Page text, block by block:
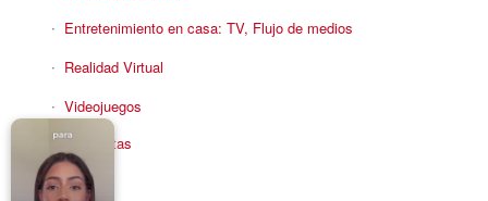
Entretenimiento en casa: TV, Flujo de medios
Realidad Virtual
Videojuegos
Reciba Ofertas